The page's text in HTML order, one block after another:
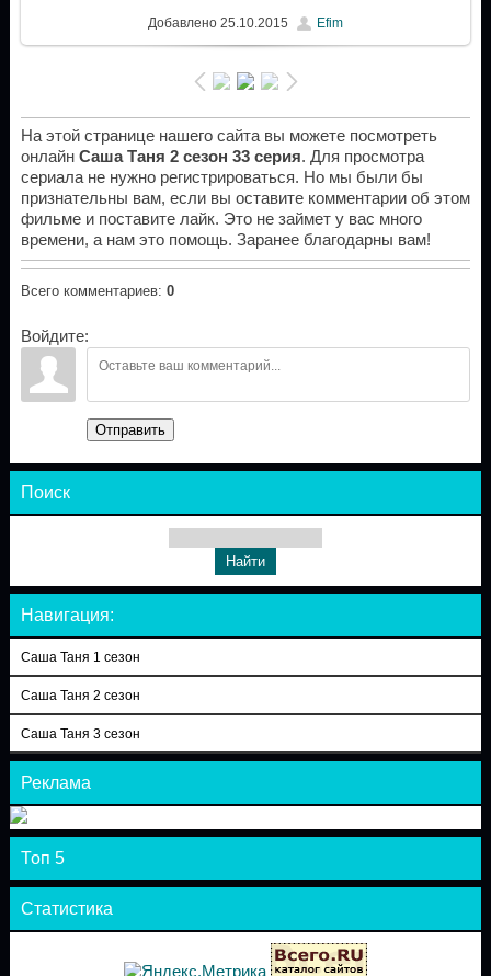
Добавлено25.10.2015 Efim
На этой странице нашего сайта вы можете посмотреть
онлайн Саша Таня 2 сезон 33 серия. Для просмотра
сериала не нужно регистрироваться. Но мы были бы
признательны вам, если вы оставите комментарии об этом
фильме и поставите лайк. Это не займет у вас много
времени, а нам это помощь. Заранее благодарны вам!
Всего комментариев: 0
Войдите:
Отправить
Поиск
Навигация:
Саша Таня 1 сезон
Саша Таня 2 сезон
Саша Таня 3 сезон
Реклама
Топ 5
Статистика